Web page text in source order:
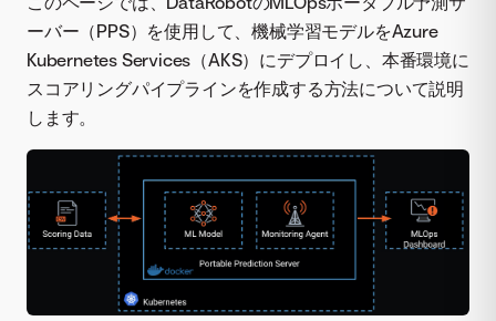
ーバー（PPS）を使用して、機械学習モデルをAzure
Kubernetes Services（AKS）にデプロイし、本番環境に
スコアリングパイプラインを作成する方法について説明
します。